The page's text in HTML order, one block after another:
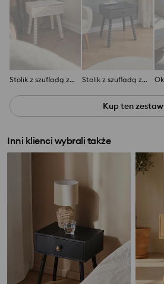
Stolik z szufladą z ozdobnymi nogami Stolik z szufladą z ozdobnymi nogami
Kup ten zestaw
Inni klienci wybrali także